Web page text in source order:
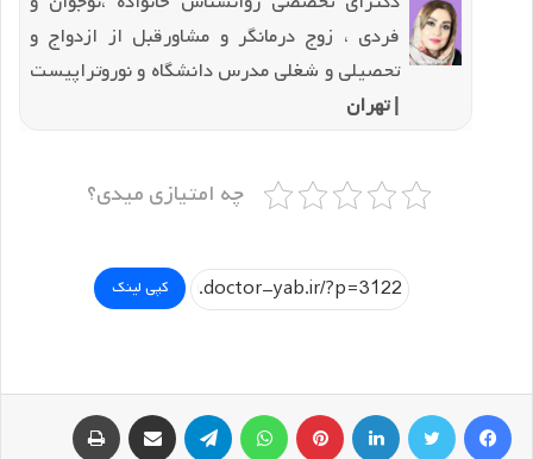
فردی ، زوج درمانگر و مشاورقبل از ازدواج و
تحصیلی و شغلی مدرس دانشگاه و نوروتراپیست
| تهران
چه امتیازی میدی؟
کپی لینک
فیسبوک توییتر لینکداین پینتریست تلگرام اشتراک گذاری با ایمیل